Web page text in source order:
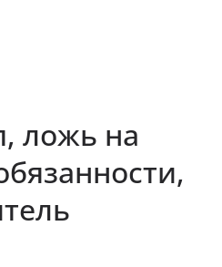
ложь на